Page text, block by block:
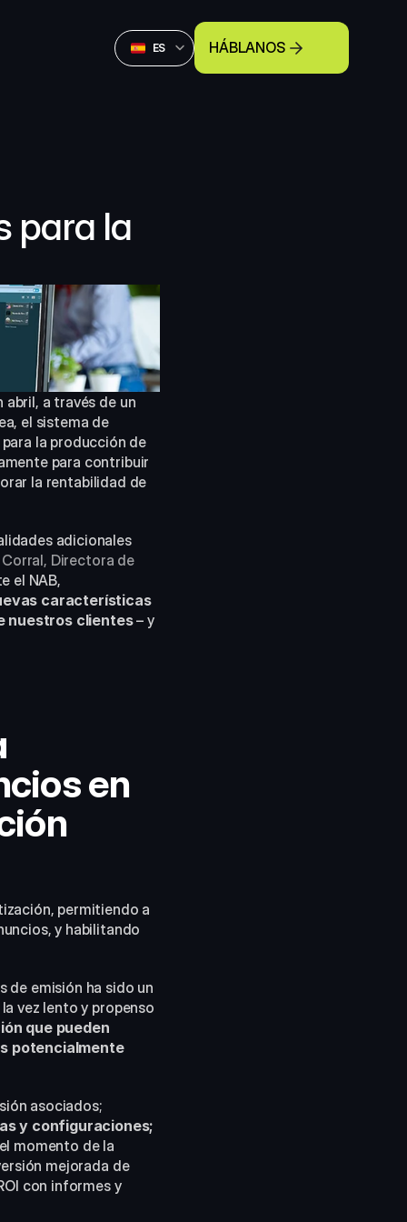
Select Language
Spanish (Spain)
ES HÁBLANOS
para la
a través de un
el sistema de
la producción de
para contribuir
la rentabilidad de
adicionales
Directora de
el NAB,
características
nuestros clientes – y
en
permitiendo a
y habilitando
de emisión ha sido un
vez lento y propenso
que pueden
potencialmente
Los usuarios ahora pueden localizar contenido rápidamente con sus derechos de emisión asociados;
y configuraciones;
momento de la
mejorada de
con informes y